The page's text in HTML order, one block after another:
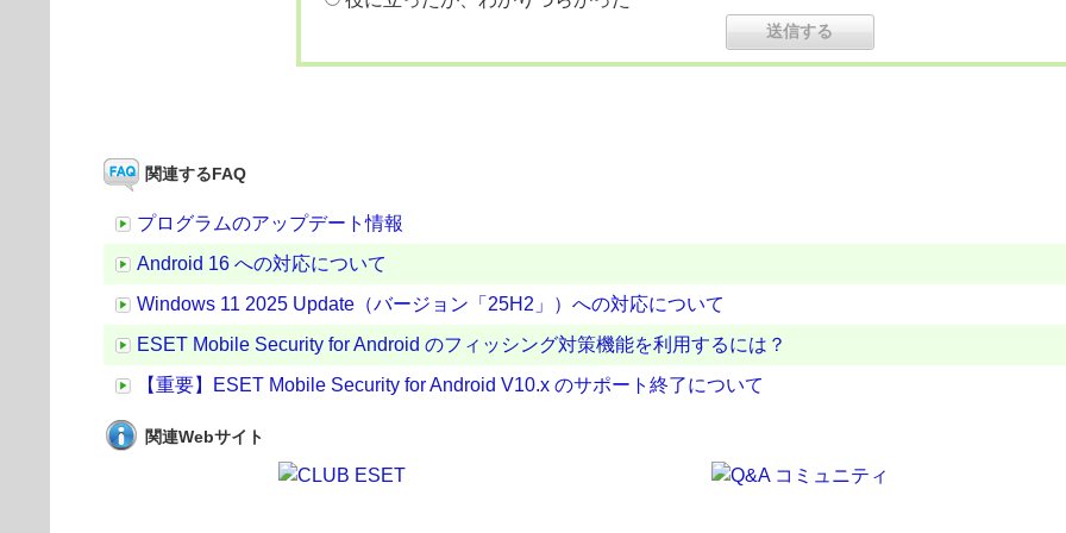
関連するFAQ
プログラムのアップデート情報
Android 16 への対応について
Windows 11 2025 Update（バージョン「25H2」）への対応について
ESET Mobile Security for Android のフィッシング対策機能を利用するには？
【重要】ESET Mobile Security for Android V10.x のサポート終了について
関連Webサイト